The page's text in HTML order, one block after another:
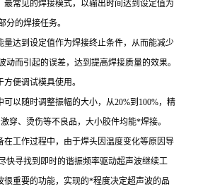
最常见的焊接模式，以输出时间达到设定值为
分的焊接任务。
量达到设定值作为焊接终止条件，从而能减少
动而引起的误差，达到提高焊接质量的效果。
便调试模具使用。
可以随时调整振幅的大小，从20%到100%，精
穿、烫伤等不良品，大小胶件均能*焊接。
在工作过程中，由于焊头因温度变化等原因导
快寻找到即时的谐振频率驱动超声波继续工
重要的功能，实现的*程度决定超声波的品